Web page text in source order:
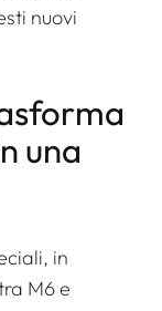
nuovi
una
in
M6 e